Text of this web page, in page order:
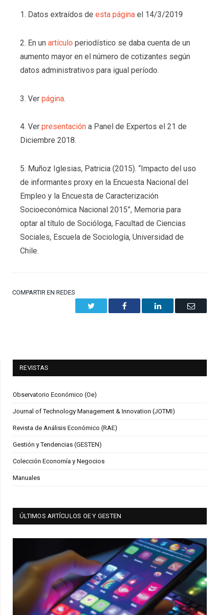
1. Datos extraídos de esta páginael 14/3/2019
2. En un artículo periodístico se daba cuenta de un
aumento mayor en el número de cotizantes según
datos administrativos para igual período.
3. Ver página.
4. Ver presentacióna Panel de Expertos el 21 de
Diciembre 2018.
5. Muñoz Iglesias, Patricia (2015). “Impacto del uso
de informantes proxy en la Encuesta Nacional del
Empleo y la Encuesta de Caracterización
Socioeconómica Nacional 2015”, Memoria para
optar al título de Socióloga, Facultad de Ciencias
Sociales, Escuela de Sociología, Universidad de
Chile.
COMPARTIR EN REDES
Facebook LinkedIn Email
REVISTAS
Observatorio Económico (Oe)
Journal of Technology Management & Innovation (JOTMI)
Revista de Análisis Económico (RAE)
Gestión y Tendencias (GESTEN)
Colección Economía y Negocios
Manuales
ÚLTIMOS ARTÍCULOS OE Y GESTEN